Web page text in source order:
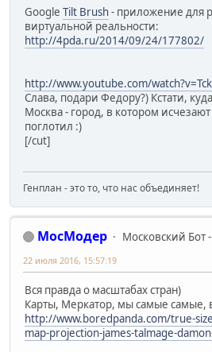
Google Tilt Brush- приложение для
виртуальной реальности:
http://4pda.ru/2014/09/24/177802/
http://www.youtube.com/
Слава, подари Федору?) Кстати,
Москва - город, в котором
поглотил :)
[/cut]
Генплан - это то, что нас объединяет!
МосМодер Московский Бот -
22 июля 2016, 15:57:19
Вся правда о масштабах стран)
Карты, Меркатор, мы самые самые,
http://www.boredpanda.com/true-
map-projection-james-talmage-